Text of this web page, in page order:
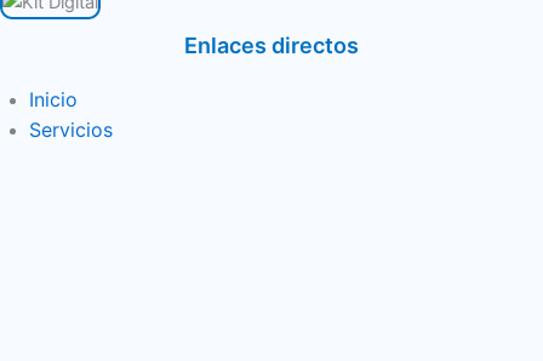
Enlaces directos
Inicio
Servicios